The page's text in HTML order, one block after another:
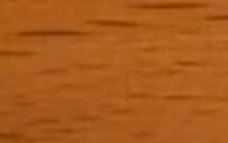
Die englische Semantik braucht in
vergleichbaren Konstellationen den
war beispielsweise nicht eine Person, die in